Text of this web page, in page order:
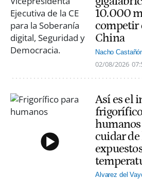
10.000
competir
China
Nacho
02/08/2026
Así es el
cuidar de
Alvarez del